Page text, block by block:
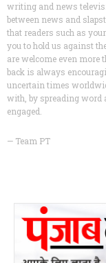
writing and news
between news and
that readers such as
you to hold us against
are welcome even more
back is always
uncertain times
with, by spreading word
engaged.
— Team PT